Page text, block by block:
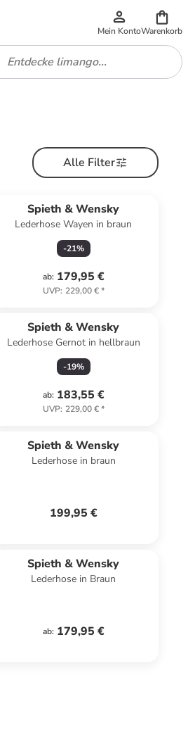
Mein KontoWarenkorb
Alle Filter
Spieth & Wensky
Lederhose Wayen in braun
-21%
ab: 179,95 €
UVP: 229,00 €*
Spieth & Wensky
Lederhose Gernot in hellbraun
-19%
ab: 183,55 €
UVP: 229,00 €*
Spieth & Wensky
Lederhose in braun
199,95 €
Spieth & Wensky
Lederhose in Braun
ab: 179,95 €